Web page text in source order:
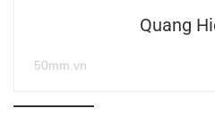
Quang
50mm.vn